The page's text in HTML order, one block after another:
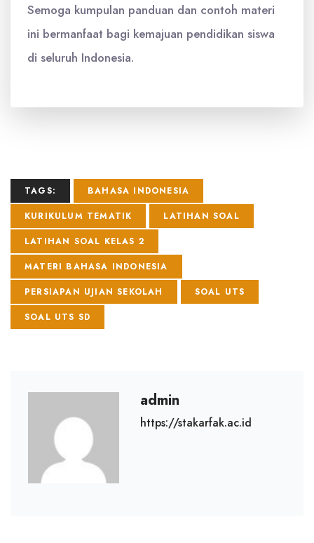
Semoga kumpulan panduan dan contoh materi
ini bermanfaat bagi kemajuan pendidikan siswa
di seluruh Indonesia.
TAGS:
BAHASA INDONESIA
KURIKULUM TEMATIK
LATIHAN SOAL
LATIHAN SOAL KELAS 2
MATERI BAHASA INDONESIA
PERSIAPAN UJIAN SEKOLAH
SOAL UTS
SOAL UTS SD
admin
https://stakarfak.ac.id